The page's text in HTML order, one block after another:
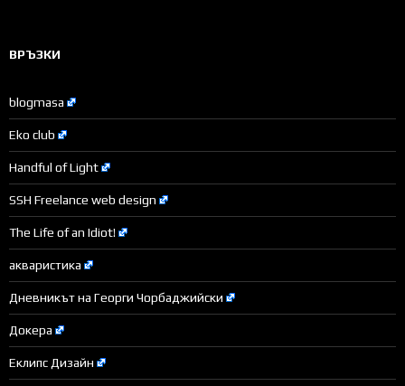
ВРЪЗКИ
blogmasa
Eko club
Handful of Light
SSH Freelance web design
The Life of an Idiot!
акваристика
Дневникът на Георги Чорбаджийски
Докера
Еклипс Дизайн